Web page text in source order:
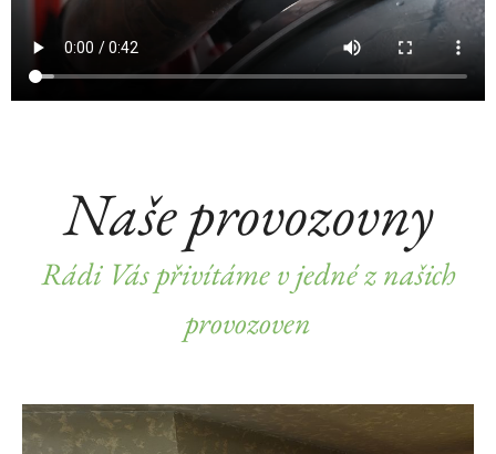
Naše provozovny
Rádi Vás přivítáme v jedné z našich
provozoven